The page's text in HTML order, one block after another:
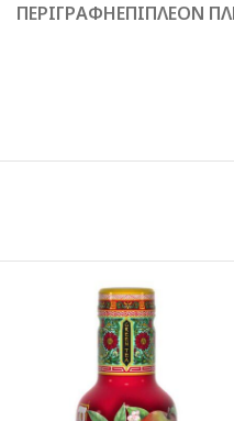
ΠΕΡΙΓΡΑΦΉΕΠΙΠΛΈΟΝ